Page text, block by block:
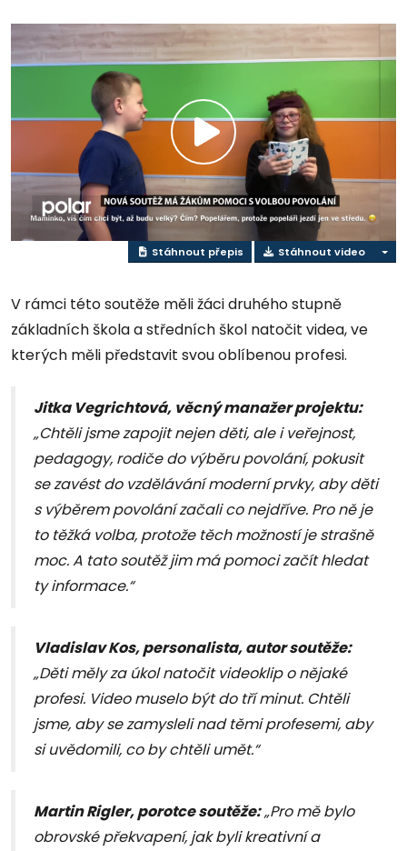
Přehrát
video
Stáhnout přepis Stáhnout video
V rámci této soutěže měli žáci druhého stupně
základních škola a středních škol natočit videa, ve
kterých měli představit svou oblíbenou profesi.
Jitka Vegrichtová, věcný manažer projektu:
„Chtěli jsme zapojit nejen děti, ale i veřejnost,
pedagogy, rodiče do výběru povolání, pokusit
se zavést do vzdělávání moderní prvky, aby děti
s výběrem povolání začali co nejdříve. Pro ně je
to těžká volba, protože těch možností je strašně
moc. A tato soutěž jim má pomoci začít hledat
ty informace.“
Vladislav Kos, personalista, autor soutěže:
„Děti měly za úkol natočit videoklip o nějaké
profesi. Video muselo být do tří minut. Chtěli
jsme, aby se zamysleli nad těmi profesemi, aby
si uvědomili, co by chtěli umět.“
Martin Rigler, porotce soutěže:„Pro mě bylo
obrovské překvapení, jak byli kreativní a